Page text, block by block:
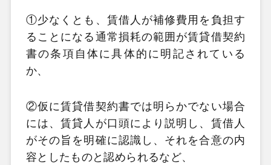
①少なくとも、賃借人が補修費用を負担す
ることになる通常損耗の範囲が賃貸借契約
書の条項自体に具体的に明記されている
か、
②仮に賃貸借契約書では明らかでない場合
には、賃貸人が口頭により説明し、賃借人
がその旨を明確に認識し、それを合意の内
容としたものと認められるなど、